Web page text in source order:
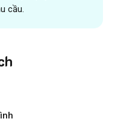
cầu.